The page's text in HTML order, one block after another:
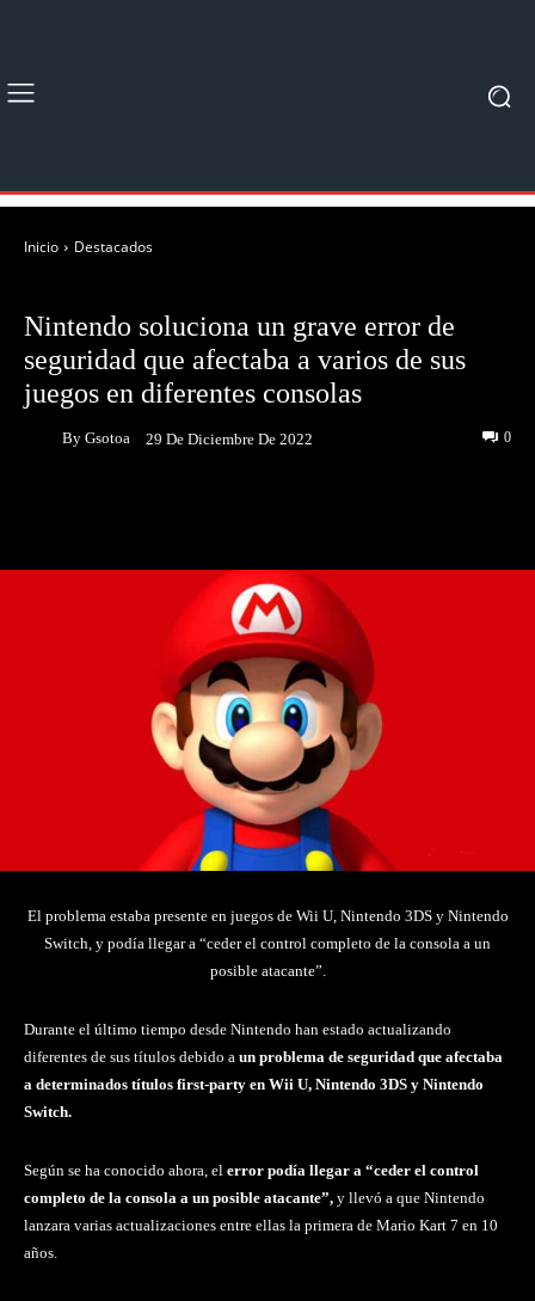
Inicio Destacados
Nintendo soluciona un grave error de
seguridad que afectaba a varios de sus
juegos en diferentes consolas
By Gsotoa 29 De Diciembre De 2022 0
El problema estaba presente en juegos de Wii U, Nintendo 3DS y Nintendo
Switch, y podía llegar a “ceder el control completo de la consola a un
posible atacante”.
Durante el último tiempo desde Nintendo han estado actualizando
diferentes de sus títulos debido a un problema de seguridad que afectaba
a determinados títulos first-party en Wii U, Nintendo 3DS y Nintendo
Switch.
Según se ha conocido ahora, el error podía llegar a “ceder el control
completo de la consola a un posible atacante”, y llevó a que Nintendo
lanzara varias actualizaciones entre ellas la primera de Mario Kart 7 en 10
años.